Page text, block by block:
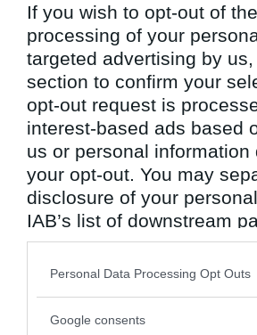
If you wish to opt-out of
processing of your
targeted advertising by
section to confirm your
opt-out request is
interest-based ads based
us or personal
your opt-out. You may
disclosure of your
IAB’s list of downstream
also be disclosed by us
Downstream Participants
Please note that this
Personal Data Processing Opt Outs
Google consents
Antal inlägg:
Sotfinger
Antal inlägg:
22361
bild på tv. Hon
TomasWord
Antal inlägg: 217